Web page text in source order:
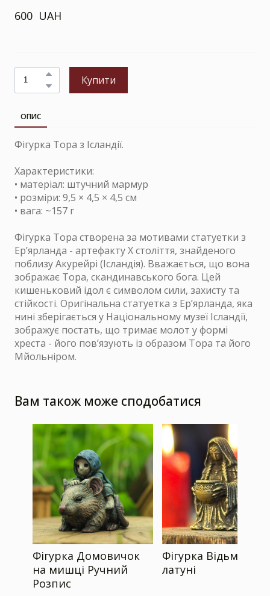
600  UAH
Купити
ОПИС
Фігурка Тора з Ісландії.
Характеристики:
• матеріал: штучний мармур
• розміри: 9,5 × 4,5 × 4,5 см
• вага: ~157 г
Фігурка Тора створена за мотивами статуетки з
Ер’ярланда - артефакту X століття, знайденого
поблизу Акурейрі (Ісландія). Вважається, що вона
зображає Тора, скандинавського бога. Цей
кишеньковий ідол є символом сили, захисту та
стійкості. Оригінальна статуетка з Ер’ярланда, яка
нині зберігається у Національному музеї Ісландії,
зображує постать, що тримає молот у формі
хреста - його пов’язують із образом Тора та його
Мйольніром.
Вам також може сподобатися
Фігурка Домовичок
на мишці Ручний
Розпис
Фігурка Відьма з
латуні